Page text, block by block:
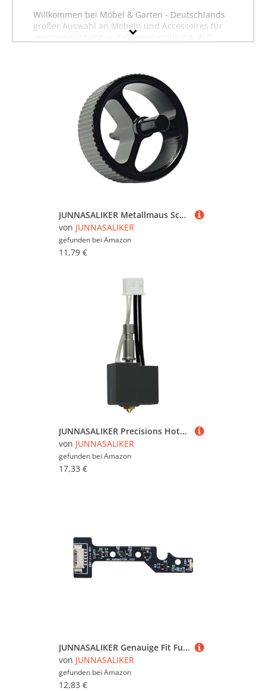
Willkommen bei Möbel & Garten - Deutschlands
großer Auswahl an Möbeln und Accessoires für
Inneneinrichtung und Gartengestaltung. Auf
Sie sich inspirieren lassen und stöbern, oder
suchen Sie etwas ganz bestimmtes? Vielleicht
finden Sie es in einer unserer
Möbelfachabteilungen, zum Beispiel im Bereich
Baumarktartikel von JUNNASALIKER, unter
von JUNNASALIKER
oder in der Abteilung für
Garderoben von JUNNASALIKER
. Nutzen Sie auch
die Filter auf dieser Seite, um gezielt nach
Produkten in bestimmten Farben, Preisbereichen
oder nach reduzierten Möbeln zu suchen.
Stöbern Sie in aller Ruhe und lassen Sie sich
JUNNASALIKER Metallmaus Schriftrollenrollscheibe Mausradrollen Ersatzteil Für MT750 Mausspielmaus
von JUNNASALIKER
gefunden bei Amazon
11,79 €
JUNNASALIKER Precisions Hotend Kits Für 3D Drucker Mit Keramikkomponenten Und Zusätzliche Düsenoption
von JUNNASALIKER
gefunden bei Amazon
17,33 €
JUNNASALIKER Genauige Fit Futter Plattendrucker Einlassplatine Für 3D Drucker Verbesserung Der Druckeffizienz
von JUNNASALIKER
gefunden bei Amazon
12,83 €